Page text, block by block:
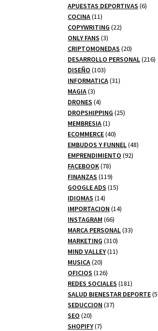
productos
APUESTAS DEPORTIVAS 66
COCINA 1111
productos
COPYWRITING 2222
ONLY FANS 33
productos
CRIPTOMONEDAS 2020
productos
DESARROLLO PERSONAL 216
DISEÑO 103103
productos
INFORMATICA 3131
MAGIA 33
productos
DRONES 44
productos
DROPSHIPPING 2525
MEMBRESIA 11
producto
ECOMMERCE 4040
productos
EMBUDOS Y FUNNEL 4848
EMPRENDIMIENTO 9292
FACEBOOK 7878
productos
FINANZAS 119119
productos
GOOGLE ADS 1515
IDIOMAS 1414
productos
IMPORTACION 1414
INSTAGRAM 6666
productos
MARCA PERSONAL 3333
MARKETING 310310
productos
MIND VALLEY 1111
MUSICA 2020
productos
OFICIOS 126126
productos
REDES SOCIALES 181181
SALUD BIENESTAR DEPORTE
SEDUCCION 3737
SEO 2020
productos
SHOPIFY 77